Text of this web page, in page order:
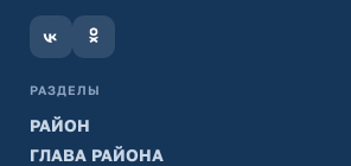
РАЗДЕЛЫ
РАЙОН
ГЛАВА РАЙОНА